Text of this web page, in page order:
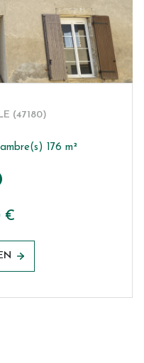
(47180)
Maison 7 pièce(s) 3 chambre(s) 176 m²
€